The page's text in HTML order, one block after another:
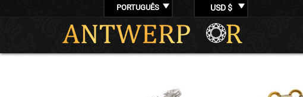
PORTUGUÊS USD $